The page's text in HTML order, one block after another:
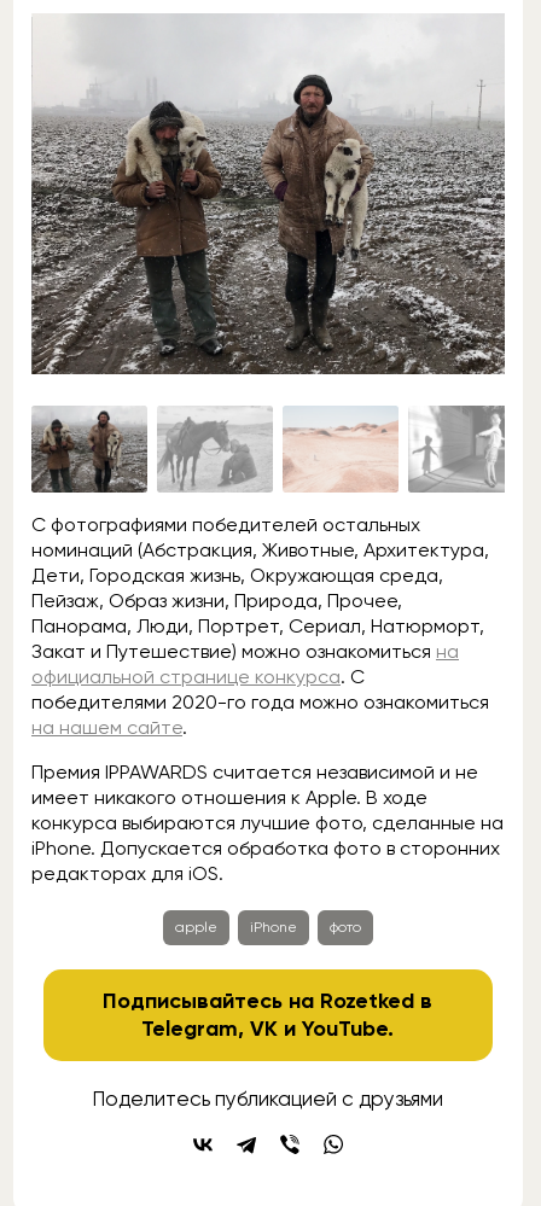
С фотографиями победителей остальных
номинаций (Абстракция, Животные, Архитектура,
Дети, Городская жизнь, Окружающая среда,
Пейзаж, Образ жизни, Природа, Прочее,
Панорама, Люди, Портрет, Сериал, Натюрморт,
Закат и Путешествие) можно ознакомиться на
официальной странице конкурса. С
победителями 2020-го года можно ознакомиться
на нашем сайте.
Премия IPPAWARDS считается независимой и не
имеет никакого отношения к Apple. В ходе
конкурса выбираются лучшие фото, сделанные на
iPhone. Допускается обработка фото в сторонних
редакторах для iOS.
apple iPhone фото
Подписывайтесь на Rozetked в
Telegram,VK иYouTube.
Поделитесь публикацией с друзьями